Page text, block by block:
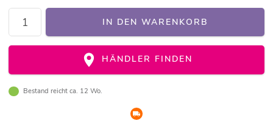
IN DEN WARENKORB
HÄNDLER FINDEN
Bestand reicht ca. 12 Wo.